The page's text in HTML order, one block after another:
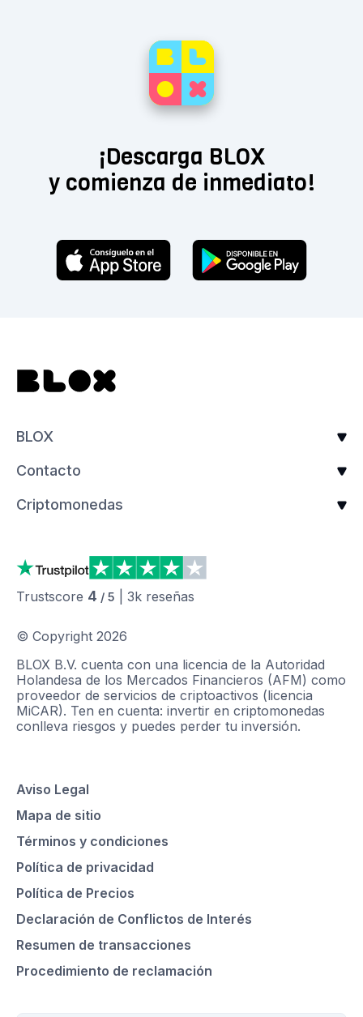
¡Descarga BLOX
y comienza de inmediato!
BLOX
Contacto
Criptomonedas
Trustscore 4 / 5 3k reseñas
© Copyright 2026
BLOX B.V. cuenta con una licencia de la Autoridad
Holandesa de los Mercados Financieros (AFM) como
proveedor de servicios de criptoactivos (licencia
MiCAR). Ten en cuenta: invertir en criptomonedas
conlleva riesgos y puedes perder tu inversión.
Aviso Legal
Mapa de sitio
Términos y condiciones
Política de privacidad
Política de Precios
Declaración de Conflictos de Interés
Resumen de transacciones
Procedimiento de reclamación